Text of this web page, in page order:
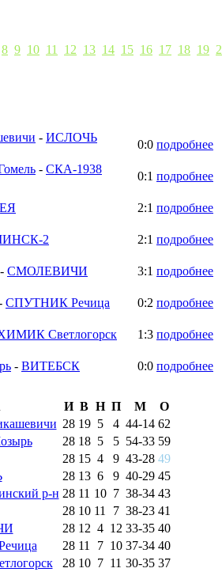
8 9 10 11 12 13 14 15 16 17 18 19
- ИСЛОЧЬ
0:0 подробнее
- СКА-1938
0:1 подробнее
2:1 подробнее
2 2:1 подробнее
- СМОЛЕВИЧИ 3:1 подробнее
СПУТНИК Речица 0:2 подробнее
Светлогорск 1:3 подробнее
- ВИТЕБСК 0:0 подробнее
И В Н П М
О
28 19 5 4 44-14 62
28 18 5 5 54-33 59
28 15 4 9 43-28 49
28 13 6 9 40-29 45
р-н 28 11 10 7 38-34 43
28 10 11 7 38-23 41
28 12 4 12 33-35 40
28 11 7 10 37-34 40
28 10 7 11 30-35 37